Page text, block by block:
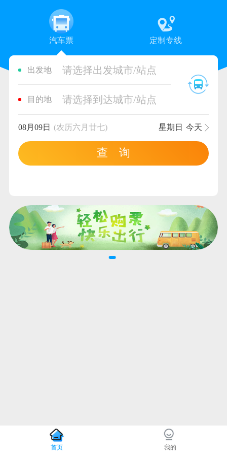
汽车票 定制专线
出发地 请选择出发城市/站点
目的地 请选择到达城市/站点
08月09日 (农历六月廿七) 星期日 今天
查 询
首页 我的